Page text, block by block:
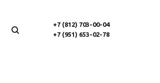
+7 (812) 703-00-04
+7 (951) 653-02-78